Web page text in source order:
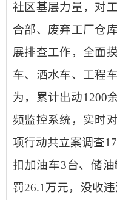
社区基层力量，对
合部、废弃工厂仓
展排查工作，全面
车、洒水车、工程
为，累计出动1200
频监控系统，实时
项行动共立案调查
扣加油车3台、储
罚26.1万元，没收